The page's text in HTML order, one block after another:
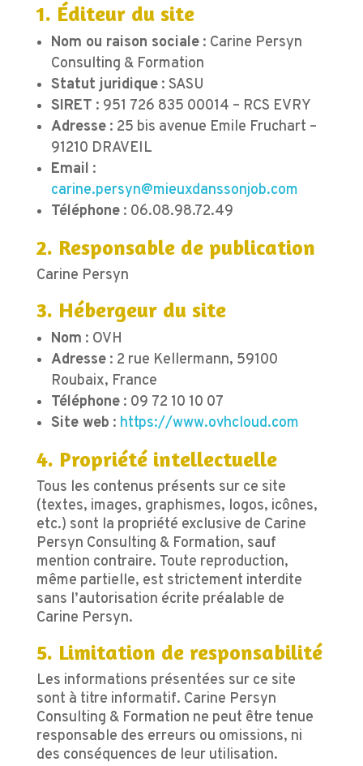
1. Éditeur du site
Nom ou raison sociale: Carine Persyn
Consulting & Formation
Statut juridique: SASU
SIRET : 951 726 835 00014 – RCS EVRY
Adresse: 25 bis avenue Emile Fruchart –
91210 DRAVEIL
Email :
carine.persyn@mieuxdanssonjob.com
Téléphone: 06.08.98.72.49
2. Responsable de publication
Carine Persyn
3. Hébergeur du site
Nom : OVH
Adresse: 2 rue Kellermann, 59100
Roubaix, France
Téléphone: 09 72 10 10 07
Site web : https://www.ovhcloud.com
4. Propriété intellectuelle
Tous les contenus présents sur ce site
(textes, images, graphismes, logos, icônes,
etc.) sont la propriété exclusive de Carine
Persyn Consulting & Formation, sauf
mention contraire. Toute reproduction,
même partielle, est strictement interdite
sans l’autorisation écrite préalable de
Carine Persyn.
5. Limitation de responsabilité
Les informations présentées sur ce site
sont à titre informatif. Carine Persyn
Consulting & Formation ne peut être tenue
responsable des erreurs ou omissions, ni
des conséquences de leur utilisation.